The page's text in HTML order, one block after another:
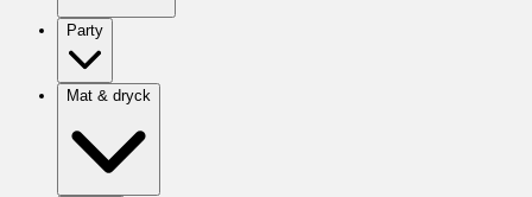
Party
Mat & dryck